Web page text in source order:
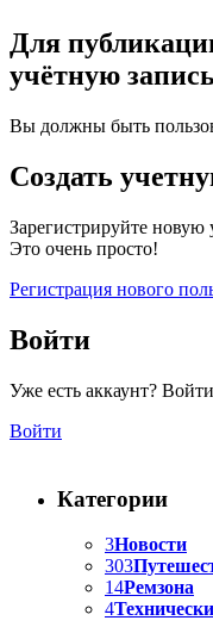
Для
учётную
Вы должны быть
Создать
Зарегистрируйте
Это очень просто!
Регистрация нового
Войти
Уже есть аккаунт?
Войти
Категории
3Новости
303
14Ремзона
4